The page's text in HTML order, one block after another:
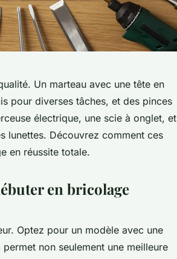
Un marteau avec une tête en
pour diverses tâches, et des pinces
électrique, une scie à onglet, et
lunettes. Découvrez comment ces
en réussite totale.
en bricolage
Optez pour un modèle avec une
non seulement une meilleure